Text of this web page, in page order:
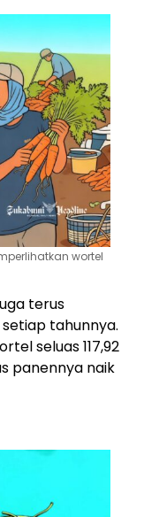
wortel
terus
tahunnya.
seluas 117,92
panennya naik